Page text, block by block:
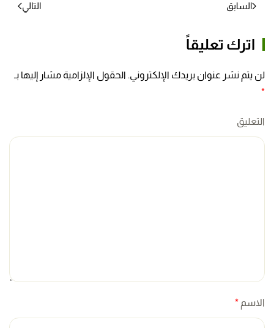
السابق التالي
اترك تعليقاً
لن يتم نشر عنوان بريدك الإلكتروني. الحقول الإلزامية مشار إليها بـ
*
التعليق
الاسم *